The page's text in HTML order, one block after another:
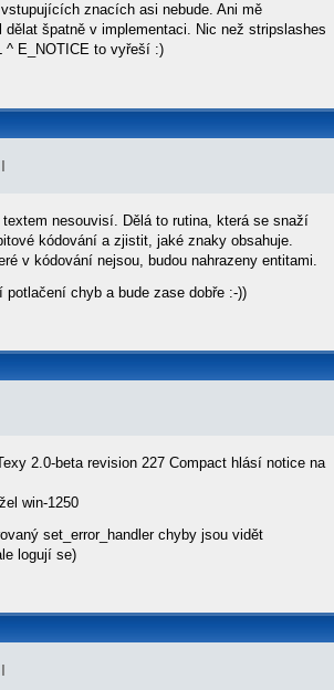
znacích asi nebude. Ani mě
dělat špatně v implementaci. Nic než stripslashes
^ E_NOTICE to vyřeší :)
nesouvisí. Dělá to rutina, která se snaží
kódování a zjistit, jaké znaky obsahuje.
v kódování nejsou, budou nahrazeny entitami.
potlačení chyb a bude zase dobře :-))
2.0-beta revision 227 Compact hlásí notice na
win-1250
set_error_handler chyby jsou vidět
logují se)